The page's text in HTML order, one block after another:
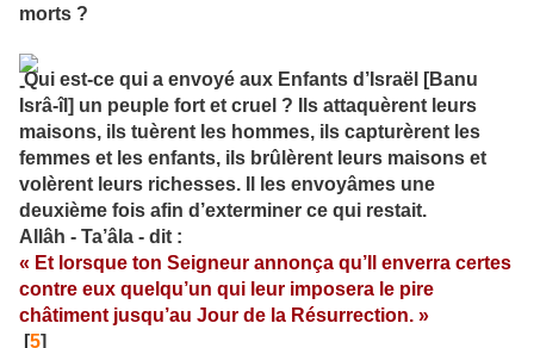
morts ?
Qui est-ce qui a envoyé aux Enfants d’Israël [Banu
Isrâ-îl] un peuple fort et cruel ? Ils attaquèrent leurs
maisons, ils tuèrent les hommes, ils capturèrent les
femmes et les enfants, ils brûlèrent leurs maisons et
volèrent leurs richesses. Il les envoyâmes une
deuxième fois afin d’exterminer ce qui restait.
Allâh - Ta’âla - dit :
« Et lorsque ton Seigneur annonça qu’Il enverra certes
contre eux quelqu’un qui leur imposera le pire
châtiment jusqu’au Jour de la Résurrection. »
[5]